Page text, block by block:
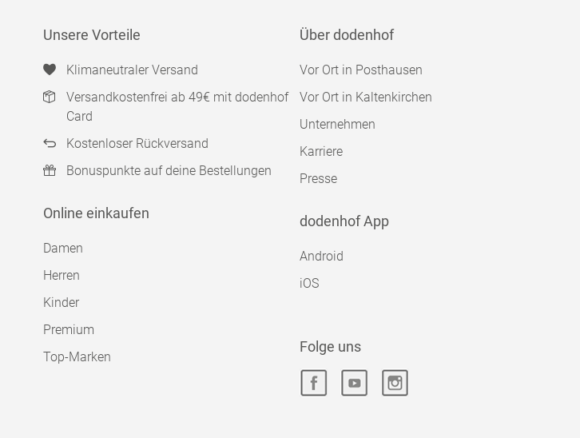
Unsere Vorteile
Klimaneutraler Versand
Versandkostenfrei ab 49€ mit dodenhof
Card
Kostenloser Rückversand
Bonuspunkte auf deine Bestellungen
Online einkaufen
Damen
Herren
Kinder
Premium
Top-Marken
Über dodenhof
Vor Ort in Posthausen
Vor Ort in Kaltenkirchen
Unternehmen
Karriere
Presse
dodenhof App
Android
iOS
Folge uns